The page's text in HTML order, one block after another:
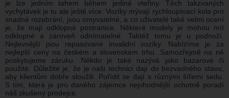
je lze jedním tahem během jediné vteřiny. Těch takzvaných
vychytávek je tu ale ještě více. Vozíky mývají rychloupínací kola pro
snadné rozebrání, jsou omyvatelné, a co uživatelé také velmi ocení
je, že mají odklopné postranice. Některé modely je mohou mít
odklopné a zároveň odnímatelné. Taktéž tomu je u podnoží.
Nejlevnější jsou repasované invalidní vozíky. Nabízíme je za
nejlepší ceny na českém a slovenském trhu. Samozřejmě na ně
poskytujeme záruku. Někdo je také nazývá jako bazarové či
použité. Důležité je, že je naši technici dají do bezvadného stavu,
aby klientům dobře sloužili. Pořídit se dají s různými šířemi sedu.
S tím, která je pro daného zájemce nejvhodnější ochotně poradí
náš zkušený prodejce.